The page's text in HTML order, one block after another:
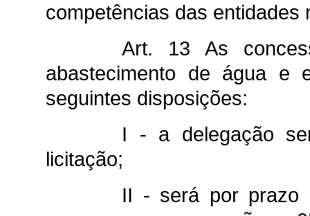
competências das
Art. 13 As
abastecimento de água e
seguintes disposições:
I - a delegação
licitação;
II - será por prazo